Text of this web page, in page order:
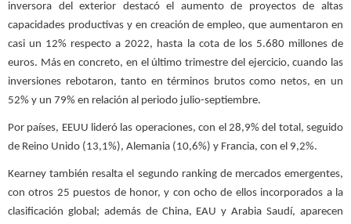
inversora del exterior destacó el aumento de proyectos de altas
capacidades productivas y en creación de empleo, que aumentaron en
casi un 12% respecto a 2022, hasta la cota de los 5.680 millones de
euros. Más en concreto, en el último trimestre del ejercicio, cuando las
inversiones rebotaron, tanto en términos brutos como netos, en un
52% y un 79% en relación al periodo julio-septiembre.
Por países, EEUU lideró las operaciones, con el 28,9% del total, seguido
de Reino Unido (13,1%), Alemania (10,6%) y Francia, con el 9,2%.
Kearney también resalta el segundo ranking de mercados emergentes,
con otros 25 puestos de honor, y con ocho de ellos incorporados a la
clasificación global; además de China, EAU y Arabia Saudí, aparecen